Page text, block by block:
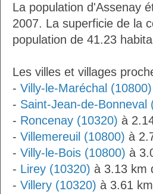
La population d'Assenay
2007. La superficie de la
population de 41.23
Les villes et villages
- Villy-le-Maréchal (10800)
- Saint-Jean-de-Bonneval
- Roncenay (10320) à
- Villemereuil (10800) à
- Villy-le-Bois (10800) à
- Lirey (10320) à 3.13 km
- Villery (10320) à 3.61